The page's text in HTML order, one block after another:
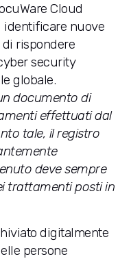
Cloud
identificare nuove
rispondere
security
globale.
documento di
effettuati dal
tale, il registro
deve sempre
trattamenti posti in
digitalmente
persone